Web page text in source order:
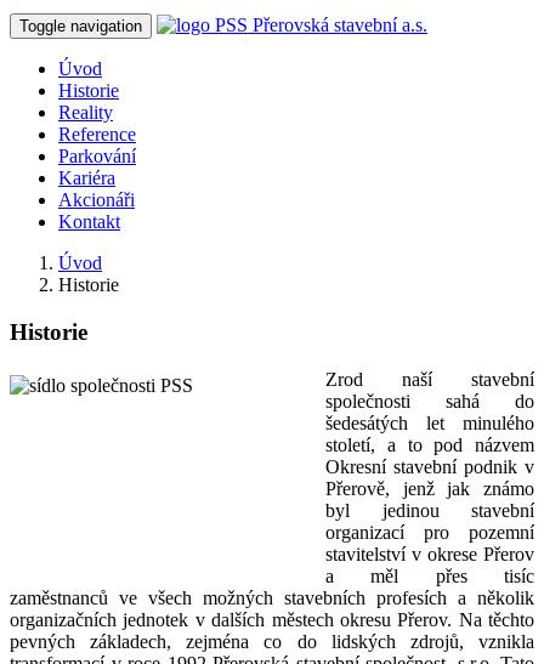
Toggle navigation
Úvod
Historie
Reality
Reference
Parkování
Kariéra
Akcionáři
Kontakt
Úvod
Historie
Historie
Zrod naší stavební
společnosti sahá do
šedesátých let minulého
století, a to pod názvem
Okresní stavební podnik v
Přerově, jenž jak známo
byl jedinou stavební
organizací pro pozemní
stavitelství v okrese Přerov
a měl přes tisíc
zaměstnanců ve všech možných stavebních profesích a několik
organizačních jednotek v dalších městech okresu Přerov. Na těchto
pevných základech, zejména co do lidských zdrojů, vznikla